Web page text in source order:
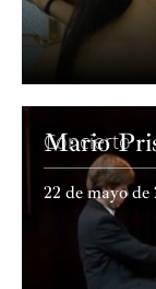
Concierto
Mario
22 de mayo de